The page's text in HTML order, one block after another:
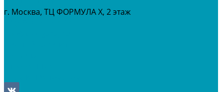
г. Москва, ТЦ ФОРМУЛА Х, 2 этаж